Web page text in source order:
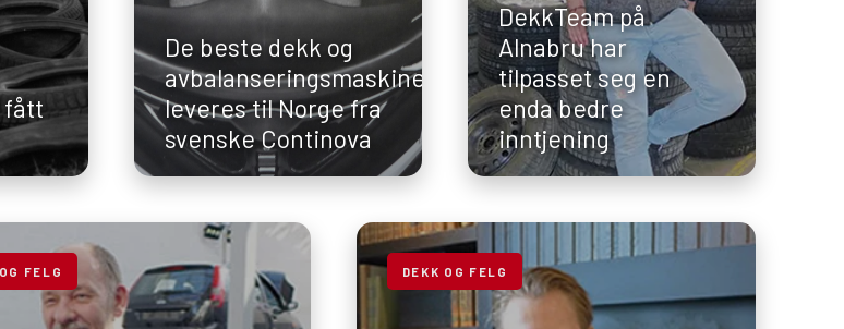
fått
De beste dekk og
avbalanseringsmaskiner
leveres til Norge fra
svenske Continova
DekkTeam på
Alnabru har
tilpasset seg en
enda bedre
inntjening
FELG DEKK OG FELG